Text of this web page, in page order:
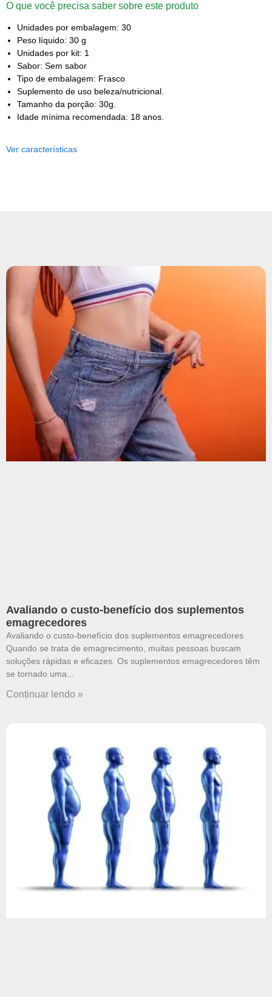
O que você precisa saber sobre este produto
Unidades por embalagem: 30
Peso líquido: 30 g
Unidades por kit: 1
Sabor: Sem sabor
Tipo de embalagem: Frasco
Suplemento de uso beleza/nutricional.
Tamanho da porção: 30g.
Idade mínima recomendada: 18 anos.
Ver características
Avaliando o custo-benefício dos suplementos
emagrecedores
Avaliando o custo-benefício dos suplementos emagrecedores
Quando se trata de emagrecimento, muitas pessoas buscam
soluções rápidas e eficazes. Os suplementos emagrecedores têm
se tornado uma
Continuar lendo »